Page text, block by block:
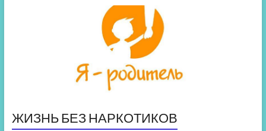
ЖИЗНЬ БЕЗ НАРКОТИКОВ